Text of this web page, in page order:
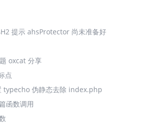
提示 ahsProtector 尚未准备好
oxcat 分享
点
typecho 伪静态去除 index.php
函数调用